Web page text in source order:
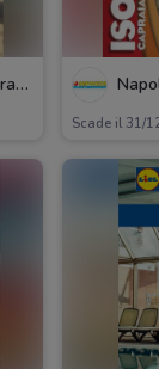
Napoleon Tour Operator
Scade il 31/